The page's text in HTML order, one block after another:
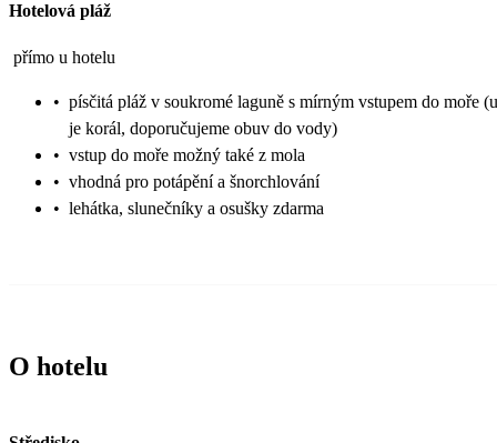
Hotelová pláž
přímo u hotelu
• písčitá pláž v soukromé laguně s mírným vstupem do moře
je korál, doporučujeme obuv do vody)
• vstup do moře možný také z mola
• vhodná pro potápění a šnorchlování
• lehátka, slunečníky a osušky zdarma
O hotelu